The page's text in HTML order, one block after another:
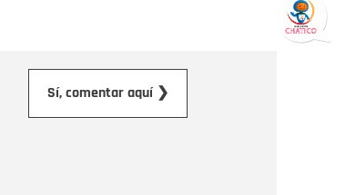
Sí, comentar aquí ❯